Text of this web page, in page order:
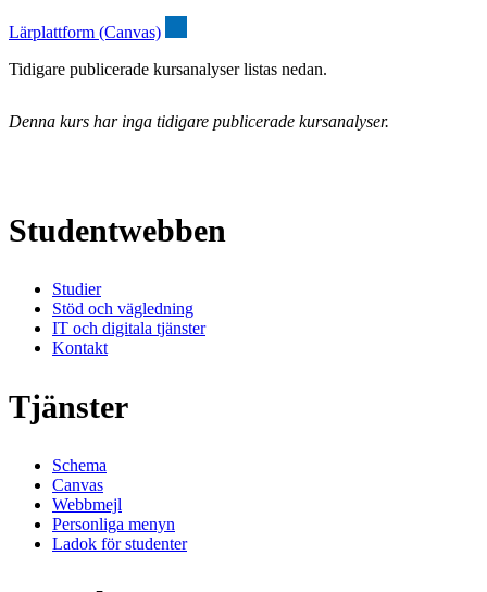
Lärplattform (Canvas)
Tidigare publicerade kursanalyser listas nedan.
Denna kurs har inga tidigare publicerade kursanalyser.
Studentwebben
Studier
Stöd och vägledning
IT och digitala tjänster
Kontakt
Tjänster
Schema
Canvas
Webbmejl
Personliga menyn
Ladok för studenter